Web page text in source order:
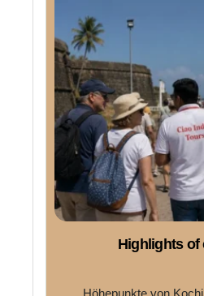
Highlights of
Höhepunkte von